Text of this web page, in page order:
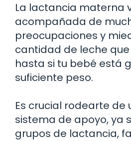
La lactancia materna
acompañada de
preocupaciones y
cantidad de leche
hasta si tu bebé está
suficiente peso.
Es crucial rodearte de
sistema de apoyo, ya
grupos de lactancia,